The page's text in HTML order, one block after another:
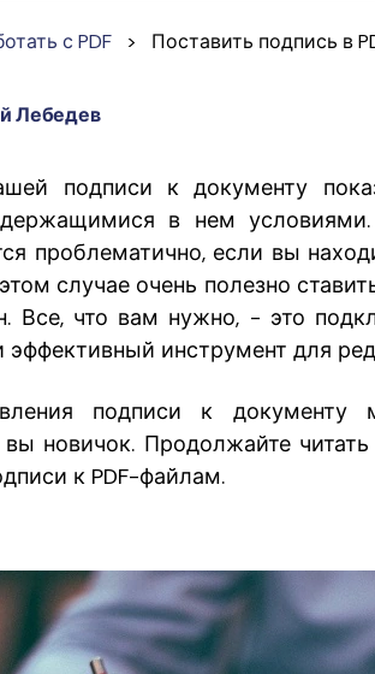
с PDF > Поставить подпись в
Лебедев
подписи к документу
в нем
проблематично, если вы
случае очень полезно
Все, что вам нужно, - это
эффективный инструмент для
подписи к документу
новичок. Продолжайте
к PDF-файлам.